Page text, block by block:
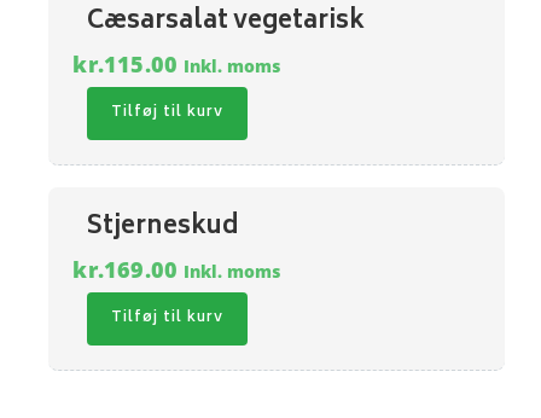
Cæsarsalat vegetarisk
kr.115.00 Inkl. moms
Tilføj til kurv
Stjerneskud
kr.169.00 Inkl. moms
Tilføj til kurv